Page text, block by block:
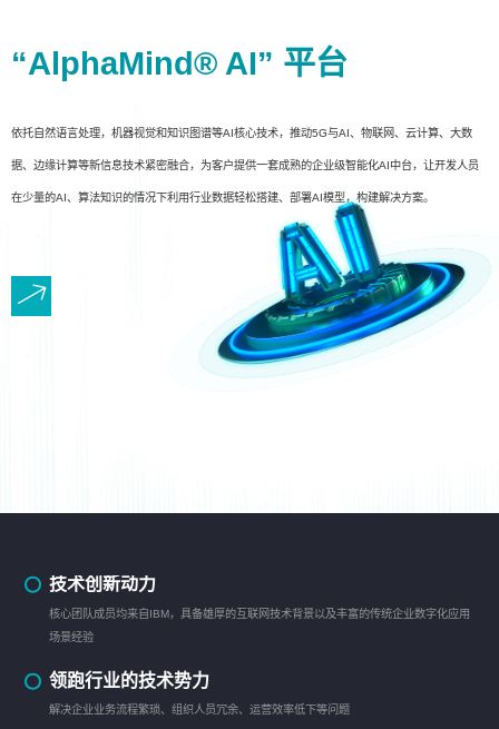
“AlphaMind® AI” 平台
依托自然语言处理，机器视觉和知识图谱等AI核心技术，推动5G与AI、物联网、云计算、大数
据、边缘计算等新信息技术紧密融合，为客户提供一套成熟的企业级智能化AI中台，让开发人员
在少量的AI、算法知识的情况下利用行业数据轻松搭建、部署AI模型，构建解决方案。
技术创新动力
核心团队成员均来自IBM，具备雄厚的互联网技术背景以及丰富的传统企业数字化应用
场景经验
领跑行业的技术势力
解决企业业务流程繁琐、组织人员冗余、运营效率低下等问题